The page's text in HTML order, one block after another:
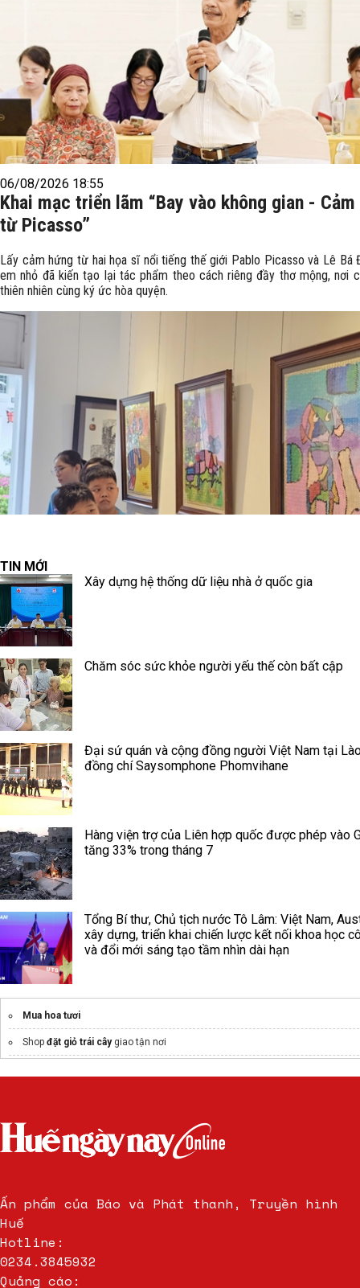
06/08/2026 18:55
Khai mạc triển lãm “Bay vào không gian -
từ Picasso”
Lấy cảm hứng từ hai họa sĩ nổi tiếng thế giới Pablo Picasso và Lê Bá
em nhỏ đã kiến tạo lại tác phẩm theo cách riêng đầy thơ mộng, nơi
thiên nhiên cùng ký ức hòa quyện.
TIN MỚI
Xây dựng hệ thống dữ liệu nhà ở quốc gia
Chăm sóc sức khỏe người yếu thế còn bất cập
Đại sứ quán và cộng đồng người Việt Nam tại
đồng chí Saysomphone Phomvihane
Hàng viện trợ của Liên hợp quốc được phép vào
tăng 33% trong tháng 7
Tổng Bí thư, Chủ tịch nước Tô Lâm: Việt Nam,
xây dựng, triển khai chiến lược kết nối khoa học
và đổi mới sáng tạo tầm nhìn dài hạn
Mua hoa tươi
Shop đặt giỏ trái câygiao tận nơi
Ấn phẩm của Báo và Phát thanh, Truyền hình
Huế
Hotline:
0234.3845932
Quảng cáo: